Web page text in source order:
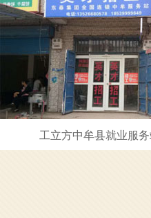
工立方中牟县就业服